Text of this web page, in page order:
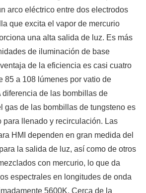
arco eléctrico entre dos electrodos
que excita el vapor de mercurio
una alta salida de luz. Es más
de iluminación de base
de la eficiencia es casi cuatro
85 a 108 lúmenes por vatio de
diferencia de las bombillas de
gas de las bombillas de tungsteno es
para llenado y recirculación. Las
HMI dependen en gran medida del
la salida de luz, así como de otros
con mercurio, lo que da
espectrales en longitudes de onda
5600K. Cerca de la